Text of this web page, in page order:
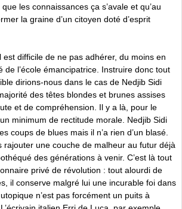
les connaissances ça s’avale et qu’au
la graine d’un citoyen doté d’esprit
difficile de ne pas adhérer, du moins en
de l’école émancipatrice. Instruire donc tout
dirions-nous dans le cas de Nedjib Sidi
des têtes blondes et brunes assises
et de compréhension. Il y a là, pour le
minimum de rectitude morale. Nedjib Sidi
coups de blues mais il n’a rien d’un blasé.
rajouter une couche de malheur au futur déjà
des générations à venir. C’est là tout
privé de révolution : tout alourdi de
il conserve malgré lui une incurable foi dans
n’est pas forcément un puits à